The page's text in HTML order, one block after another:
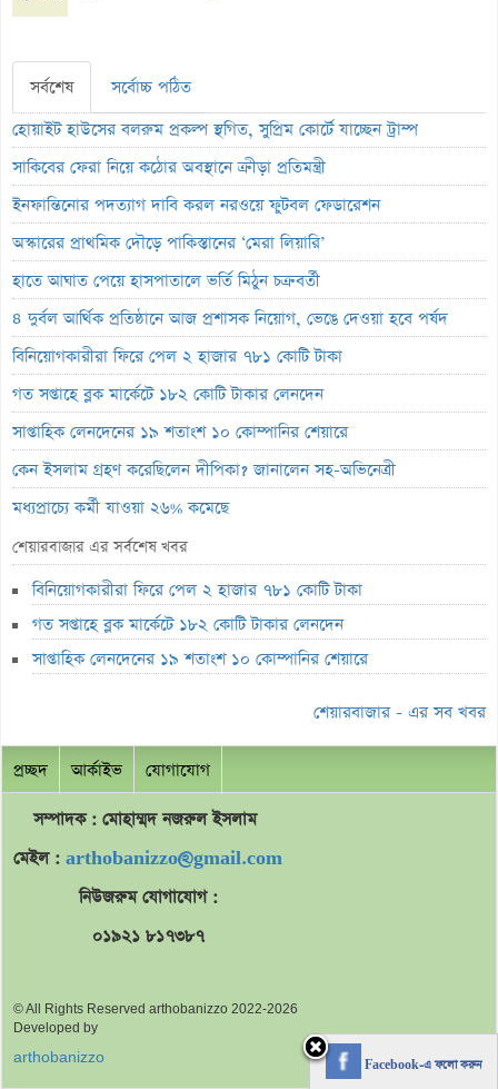
সর্বশেষ
সর্বোচ্চ পঠিত
হোয়াইট হাউসের বলরুম প্রকল্প স্থগিত, সুপ্রিম কোর্টে যাচ্ছেন ট্রাম্প
সাকিবের ফেরা নিয়ে কঠোর অবস্থানে ক্রীড়া প্রতিমন্ত্রী
ইনফান্তিনোর পদত্যাগ দাবি করল নরওয়ে ফুটবল ফেডারেশন
অস্কারের প্রাথমিক দৌড়ে পাকিস্তানের ‘মেরা লিয়ারি’
হাতে আঘাত পেয়ে হাসপাতালে ভর্তি মিঠুন চক্রবর্তী
৪ দুর্বল আর্থিক প্রতিষ্ঠানে আজ প্রশাসক নিয়োগ, ভেঙে দেওয়া হবে পর্ষদ
বিনিয়োগকারীরা ফিরে পেল ২ হাজার ৭৮১ কোটি টাকা
গত সপ্তাহে ব্লক মার্কেটে ১৮২ কোটি টাকার লেনদেন
সাপ্তাহিক লেনদেনের ১৯ শতাংশ ১০ কোম্পানির শেয়ারে
কেন ইসলাম গ্রহণ করেছিলেন দীপিকা? জানালেন সহ-অভিনেত্রী
মধ্যপ্রাচ্যে কর্মী যাওয়া ২৬% কমেছে
স্বর্ণ খাতকে আনুষ্ঠানিক শিল্পে আনতে নতুন নীতিমালা
এসআইবিএল থেকেও প্রশাসক প্রত্যাহার
৮০০ কোটি টাকার বন্ড জালিয়াতি তদন্তে সিআইডি
সাপ্তাহিক লুজারের শীর্ষে এস আলম কোল্ড রোল্ড স্টিল
লুজারের শীর্ষে সেনা ইন্স্যুরেন্স
লুজারের শীর্ষে সেনা ইন্স্যুরেন্স
গেইনারের শীর্ষে নিটল ইন্স্যুরেন্স
এসবিএসি ব্যাংকের পরিচালক ১.৮০ কোটি শেয়ার বেচবে
ভরিতে প্রায় ১০ হাজার টাকা বাড়ল স্বর্ণের দাম
শেয়ারবাজারে পতন
শেয়ারবাজার এর সর্বশেষ খবর
বিনিয়োগকারীরা ফিরে পেল ২ হাজার ৭৮১ কোটি টাকা
গত সপ্তাহে ব্লক মার্কেটে ১৮২ কোটি টাকার লেনদেন
সাপ্তাহিক লেনদেনের ১৯ শতাংশ ১০ কোম্পানির শেয়ারে
শেয়ারবাজার - এর সব খবর
প্রচ্ছদ আর্কাইভ যোগাযোগ
সম্পাদক : মোহাম্মদনজরুলইসলাম
মেইল : arthobanizzo@gmail.com
নিউজরুম যোগাযোগ :
০১৯২১ ৮১৭৩৮৭
© All Rights Reserved arthobanizzo 2022-2026
Developed by
arthobanizzo
Facebook-এ ফলো করুন